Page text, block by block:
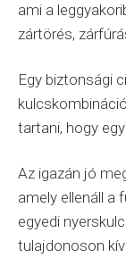
ami a
zártörés,
Egy biztonsági
tartani, hogy
Az igazán jó
amely ellenáll a
egyedi
tulajdonoson